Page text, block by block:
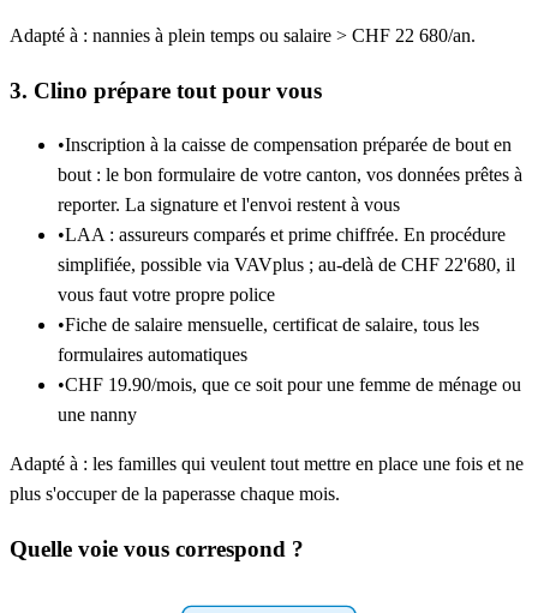
Adapté à : nannies à plein temps ou salaire > CHF 22 680/an.
3. Clino prépare tout pour vous
•Inscription à la caisse de compensation préparée de bout en
bout : le bon formulaire de votre canton, vos données prêtes à
reporter. La signature et l'envoi restent à vous
•LAA : assureurs comparés et prime chiffrée. En procédure
simplifiée, possible via VAVplus ; au-delà de CHF 22'680, il
vous faut votre propre police
•Fiche de salaire mensuelle, certificat de salaire, tous les
formulaires automatiques
•CHF 19.90/mois, que ce soit pour une femme de ménage ou
une nanny
Adapté à : les familles qui veulent tout mettre en place une fois et ne
plus s'occuper de la paperasse chaque mois.
Quelle voie vous correspond ?